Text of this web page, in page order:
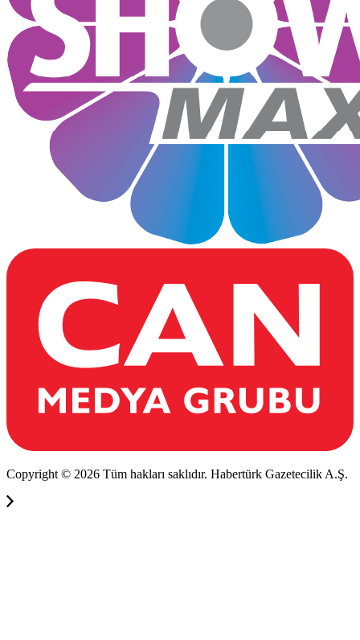
Copyright © 2026 Tüm hakları saklıdır. Habertürk Gazetecilik A.Ş.